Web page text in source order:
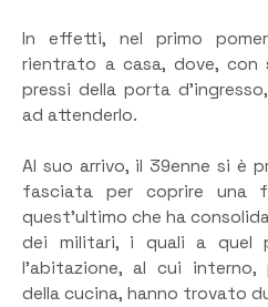
In effetti, nel primo
rientrato a casa, dove, con
pressi della porta
ad attenderlo.
Al suo arrivo, il 39enne si è
fasciata per coprire una
quest’ultimo che ha
dei militari, i quali a quel
l’abitazione, al cui interno,
della cucina, hanno trovato